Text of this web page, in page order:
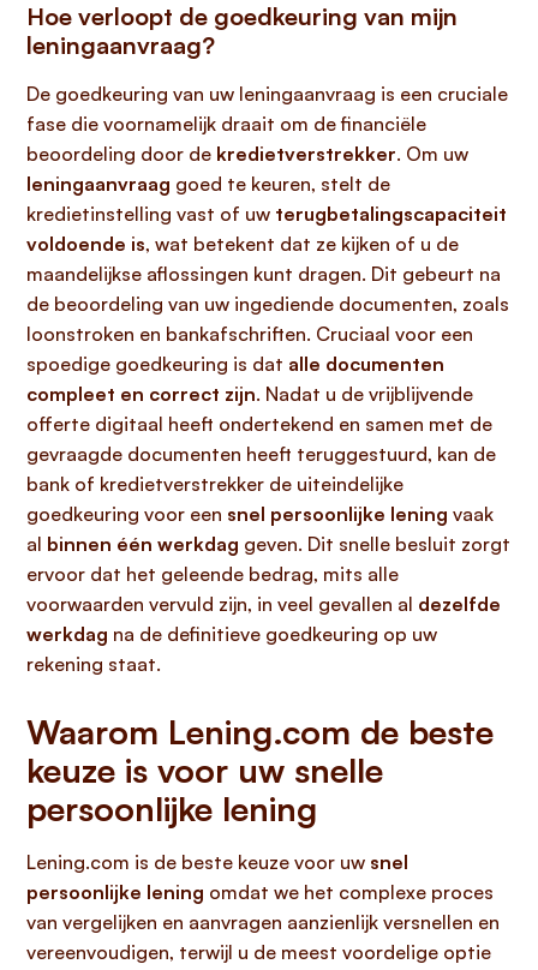
Hoe verloopt de goedkeuring van mijn
leningaanvraag?
De goedkeuring van uw leningaanvraag is een cruciale
fase die voornamelijk draait om de financiële
beoordeling door de kredietverstrekker. Om uw
leningaanvraag goed te keuren, stelt de
kredietinstelling vast of uw terugbetalingscapaciteit
voldoende is, wat betekent dat ze kijken of u de
maandelijkse aflossingen kunt dragen. Dit gebeurt na
de beoordeling van uw ingediende documenten, zoals
loonstroken en bankafschriften. Cruciaal voor een
spoedige goedkeuring is dat alle documenten
compleet en correct zijn. Nadat u de vrijblijvende
offerte digitaal heeft ondertekend en samen met de
gevraagde documenten heeft teruggestuurd, kan de
bank of kredietverstrekker de uiteindelijke
goedkeuring voor een snel persoonlijke lening vaak
al binnen één werkdag geven. Dit snelle besluit zorgt
ervoor dat het geleende bedrag, mits alle
voorwaarden vervuld zijn, in veel gevallen al dezelfde
werkdag na de definitieve goedkeuring op uw
rekening staat.
Waarom Lening.com de beste
keuze is voor uw snelle
persoonlijke lening
Lening.com is de beste keuze voor uw snel
persoonlijke lening omdat we het complexe proces
van vergelijken en aanvragen aanzienlijk versnellen en
vereenvoudigen, terwijl u de meest voordelige optie